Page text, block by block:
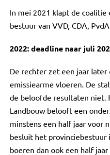
In mei 2021 klapt de
bestuur van VVD, CDA,
2022: deadline naar juli
De rechter zet een jaar
emissiearme vloeren. De
de beloofde resultaten niet.
Landbouw belooft een
minstens een half jaar voor
besluit het provinciebestuur
boeren dan ook een half